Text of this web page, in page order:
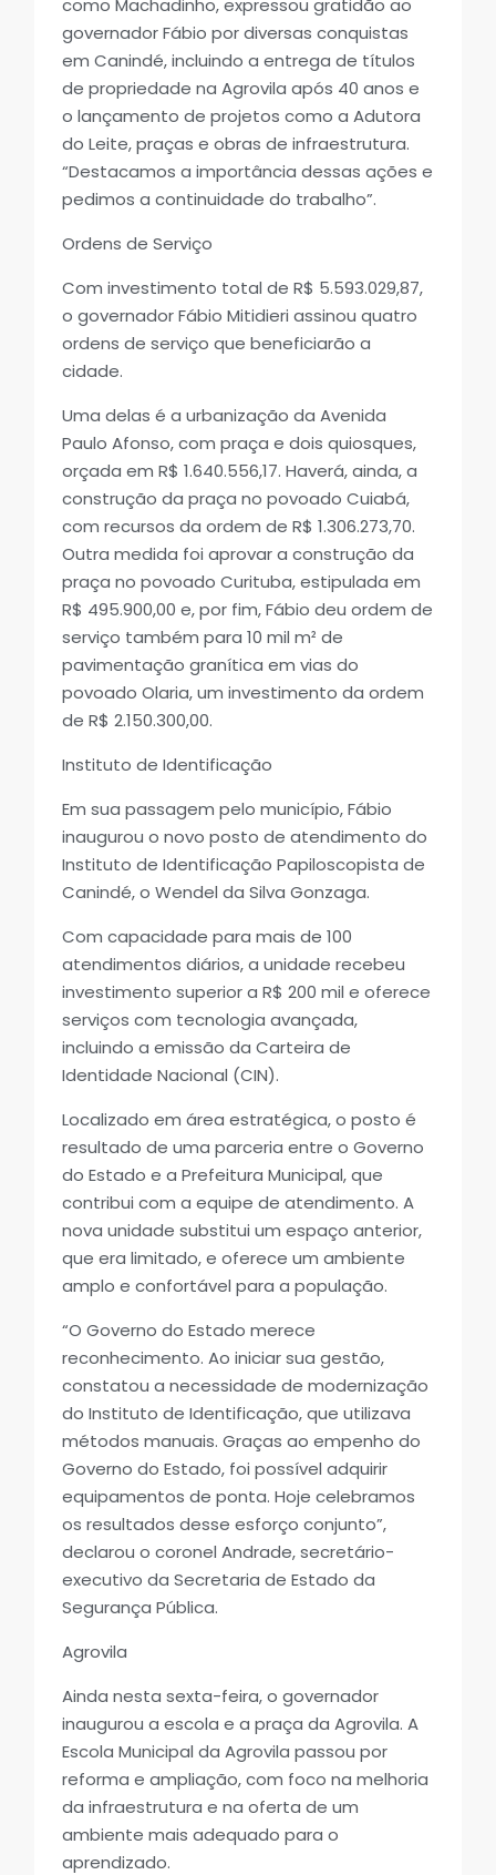
como Machadinho, expressou gratidão ao
governador Fábio por diversas conquistas
em Canindé, incluindo a entrega de títulos
de propriedade na Agrovila após 40 anos e
o lançamento de projetos como a Adutora
do Leite, praças e obras de infraestrutura.
“Destacamos a importância dessas ações e
pedimos a continuidade do trabalho”.
Ordens de Serviço
Com investimento total de R$ 5.593.029,87,
o governador Fábio Mitidieri assinou quatro
ordens de serviço que beneficiarão a
cidade.
Uma delas é a urbanização da Avenida
Paulo Afonso, com praça e dois quiosques,
orçada em R$ 1.640.556,17. Haverá, ainda, a
construção da praça no povoado Cuiabá,
com recursos da ordem de R$ 1.306.273,70.
Outra medida foi aprovar a construção da
praça no povoado Curituba, estipulada em
R$ 495.900,00 e, por fim, Fábio deu ordem de
serviço também para 10 mil m² de
pavimentação granítica em vias do
povoado Olaria, um investimento da ordem
de R$ 2.150.300,00.
Instituto de Identificação
Em sua passagem pelo município, Fábio
inaugurou o novo posto de atendimento do
Instituto de Identificação Papiloscopista de
Canindé, o Wendel da Silva Gonzaga.
Com capacidade para mais de 100
atendimentos diários, a unidade recebeu
investimento superior a R$ 200 mil e oferece
serviços com tecnologia avançada,
incluindo a emissão da Carteira de
Identidade Nacional (CIN).
Localizado em área estratégica, o posto é
resultado de uma parceria entre o Governo
do Estado e a Prefeitura Municipal, que
contribui com a equipe de atendimento. A
nova unidade substitui um espaço anterior,
que era limitado, e oferece um ambiente
amplo e confortável para a população.
“O Governo do Estado merece
reconhecimento. Ao iniciar sua gestão,
constatou a necessidade de modernização
do Instituto de Identificação, que utilizava
métodos manuais. Graças ao empenho do
Governo do Estado, foi possível adquirir
equipamentos de ponta. Hoje celebramos
os resultados desse esforço conjunto”,
declarou o coronel Andrade, secretário-
executivo da Secretaria de Estado da
Segurança Pública.
Agrovila
Ainda nesta sexta-feira, o governador
inaugurou a escola e a praça da Agrovila. A
Escola Municipal da Agrovila passou por
reforma e ampliação, com foco na melhoria
da infraestrutura e na oferta de um
ambiente mais adequado para o
aprendizado.